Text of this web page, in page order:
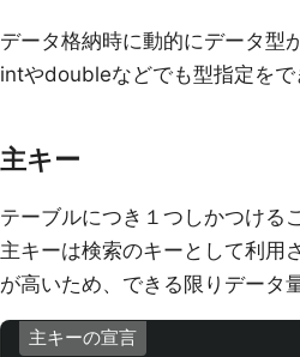
データ格納時に動的にデータ型
intやdoubleなどでも型指定をで
主キー
テーブルにつき１つしかつける
主キーは検索のキーとして利用
が高いため、できる限りデータ
主キーの宣言